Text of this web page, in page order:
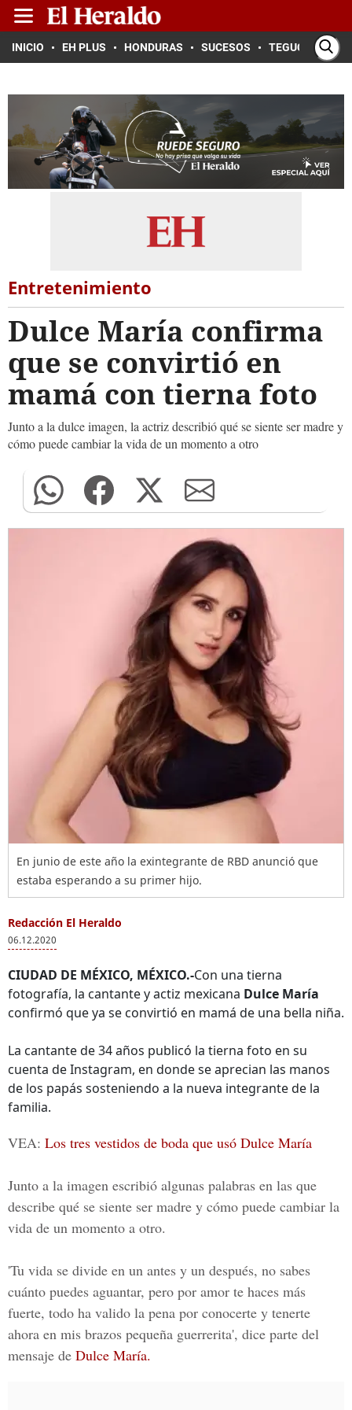
INICIO EH PLUS HONDURAS SUCESOS TEGUCIGALPA
Entretenimiento
Dulce María confirma
que se convirtió en
mamá con tierna foto
Junto a la dulce imagen, la actriz describió qué se siente ser madre y
cómo puede cambiar la vida de un momento a otro
En junio de este año la exintegrante de RBD anunció que
estaba esperando a su primer hijo.
Redacción El Heraldo
06.12.2020
CIUDAD DE MÉXICO, MÉXICO.-Con una tierna
fotografía, la cantante y actiz mexicana Dulce María
confirmó que ya se convirtió en mamá de una bella niña.
La cantante de 34 años publicó la tierna foto en su
cuenta de Instagram, en donde se aprecian las manos
de los papás sosteniendo a la nueva integrante de la
familia.
VEA: Los tres vestidos de boda que usó Dulce María
Junto a la imagen escribió algunas palabras en las que
describe qué se siente ser madre y cómo puede cambiar la
vida de un momento a otro.
'Tu vida se divide en un antes y un después, no sabes
cuánto puedes aguantar, pero por amor te haces más
fuerte, todo ha valido la pena por conocerte y tenerte
ahora en mis brazos pequeña guerrerita', dice parte del
mensaje de Dulce María.